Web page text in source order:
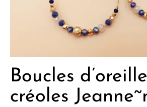
Boucles
créoles